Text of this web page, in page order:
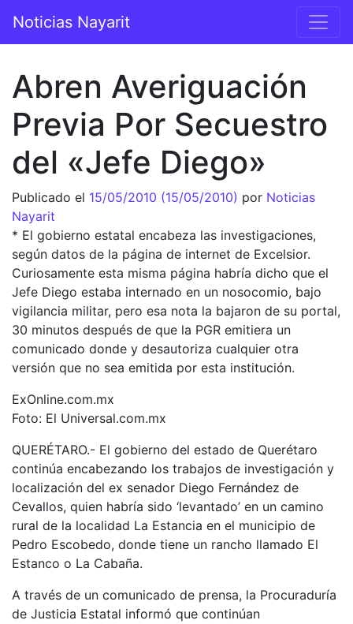
Navegación principal
Noticias Nayarit
Abren Averiguación
Previa Por Secuestro
del «Jefe Diego»
Publicado el 15/05/2010 (15/05/2010) por Noticias
Nayarit
* El gobierno estatal encabeza las investigaciones,
según datos de la página de internet de Excelsior.
Curiosamente esta misma página habría dicho que el
Jefe Diego estaba internado en un nosocomio, bajo
vigilancia militar, pero esa nota la bajaron de su portal,
30 minutos después de que la PGR emitiera un
comunicado donde y desautoriza cualquier otra
versión que no sea emitida por esta institución.
ExOnline.com.mx
Foto: El Universal.com.mx
QUERÉTARO.- El gobierno del estado de Querétaro
continúa encabezando los trabajos de investigación y
localización del ex senador Diego Fernández de
Cevallos, quien habría sido ‘levantado’ en un camino
rural de la localidad La Estancia en el municipio de
Pedro Escobedo, donde tiene un rancho llamado El
Estanco o La Cabaña.
A través de un comunicado de prensa, la Procuraduría
de Justicia Estatal informó que continúan